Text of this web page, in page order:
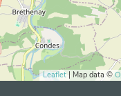
Leaflet | Map data ©